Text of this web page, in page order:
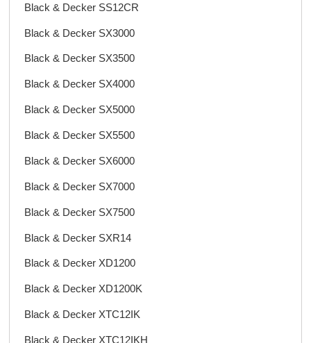
Black & Decker SS12CR
Black & Decker SX3000
Black & Decker SX3500
Black & Decker SX4000
Black & Decker SX5000
Black & Decker SX5500
Black & Decker SX6000
Black & Decker SX7000
Black & Decker SX7500
Black & Decker SXR14
Black & Decker XD1200
Black & Decker XD1200K
Black & Decker XTC12IK
Black & Decker XTC12IKH